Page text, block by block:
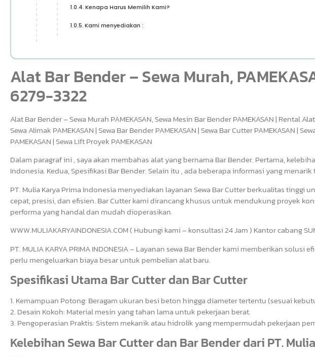
Kenapa Harus Memilih Kami?
Kami menyediakan :
Alat Bar Bender – Sewa Murah,
6279-3322
Alat Bar Bender – Sewa Murah PAMEKASAN, Sewa Mesin Bar Bender PAMEKASAN | Rental
Sewa Alimak PAMEKASAN | Sewa Bar Bender PAMEKASAN | Sewa Bar Cutter PAMEKASAN |
PAMEKASAN | Sewa Lift Proyek PAMEKASAN
Dalam paragraf ini , saya akan membahas alat yang bernama Bar Bender. Pertama,
Indonesia. Kedua, Spesifikasi Bar Bender. Selain itu , ada beberapa informasi yang
PT. Mulia Karya Prima Indonesia menyediakan layanan Sewa Bar Cutter berkualitas tinggi
cepat, presisi, dan efisien. Bar Cutter kami dirancang khusus untuk mendukung proyek
performa yang handal dan mudah dioperasikan.
WWW.MULIAKARYAINDONESIA.COM ( Hubungi kami – konsultasi 24 Jam ) Kantor cabang
PT. MULIA KARYA PRIMA INDONESIA – Layanan sewa Bar Bender kami memberikan
perlu mengeluarkan biaya besar untuk pembelian alat baru.
Spesifikasi Utama Bar Cutter dan Bar Cutter
1. Kemampuan Potong: Beragam ukuran besi beton hingga diameter tertentu (sesuai
2. Desain Kokoh: Material mesin yang tahan lama untuk pekerjaan berat.
3. Pengoperasian Praktis: Sistem mekanik atau hidrolik yang mempermudah pekerjaan
Kelebihan Sewa Bar Cutter dan Bar Bender dari PT.